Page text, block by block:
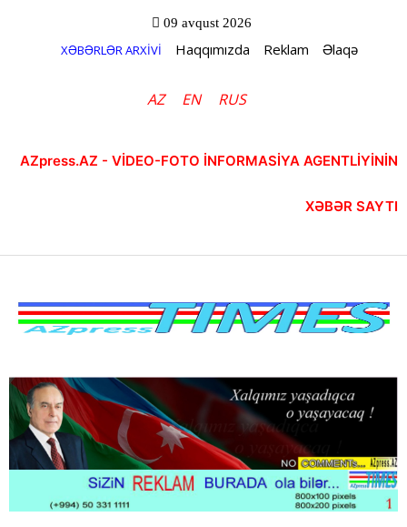
09 avqust 2026
XƏBƏRLƏR ARXİVİ Haqqımızda Reklam Əlaqə
AZ EN RUS
AZpress.AZ - VİDEO-FOTO İNFORMASİYA AGENTLİYİNİN
XƏBƏR SAYTI